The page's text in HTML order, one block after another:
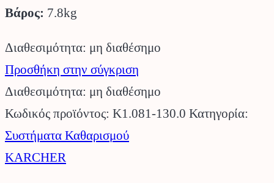
Βάρος: 7.8kg
Διαθεσιμότητα: μη διαθέσημο
Προσθήκη στην σύγκριση
Διαθεσιμότητα: μη διαθέσημο
Κωδικός προϊόντος: K1.081-130.0 Κατηγορία:
Συστήματα Καθαρισμού
KARCHER